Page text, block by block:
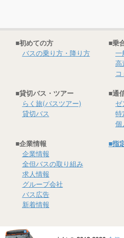
■初めての方
バスの乗り方・降り方
■乗
一
高
■貸切バス・ツアー
らく旅(バスツアー)
貸切バス
■通
特
個
■企業情報
企業情報
全但バスの取り組み
求人情報
グループ会社
バス広告
新着情報
■指